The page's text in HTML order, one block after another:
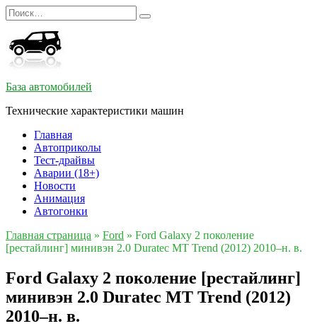
Перейти
к
содержанию
Search
for:
База автомобилей
Технические характеристики машин
Главная
Автоприколы
Тест-драйвы
Аварии (18+)
Новости
Анимация
Автогонки
Главная страница » Ford » Ford Galaxy 2 поколение
[рестайлинг] минивэн 2.0 Duratec MT Trend (2012) 2010–н. в.
Ford Galaxy 2 поколение [рестайлинг]
минивэн 2.0 Duratec MT Trend (2012)
2010–н. в.